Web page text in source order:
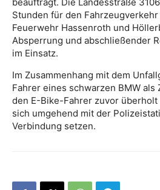
Stunden für den
Feuerwehr Hassenroth und
Absperrung und abschließender
im Einsatz.
Im Zusammenhang mit dem
Fahrer eines schwarzen BMW als
den E-Bike-Fahrer zuvor
sich umgehend mit der
Verbindung setzen.